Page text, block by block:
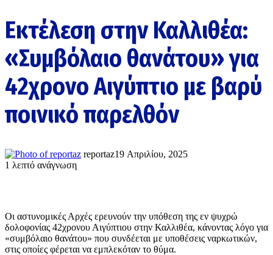
Εκτέλεση στην Καλλιθέα:
«Συμβόλαιο θανάτου» για
42χρονο Αιγύπτιο με βαρύ
ποινικό παρελθόν
reportaz19 Απριλίου, 2025
1 λεπτό ανάγνωση
Οι αστυνομικές Αρχές ερευνούν την υπόθεση της εν ψυχρώ
δολοφονίας 42χρονου Αιγύπτιου στην Καλλιθέα, κάνοντας λόγο για
«συμβόλαιο θανάτου» που συνδέεται με υποθέσεις ναρκωτικών,
στις οποίες φέρεται να εμπλεκόταν το θύμα.